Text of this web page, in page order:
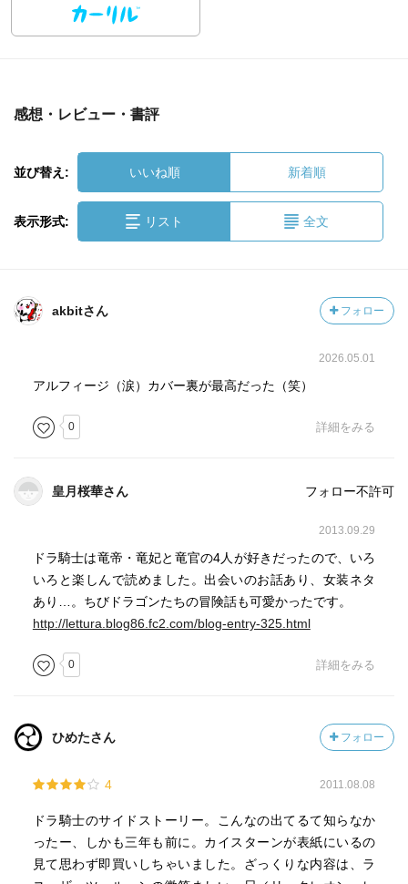
感想・レビュー・書評
並び替え: いいね順 新着順
表示形式: リスト 全文
akbitさん フォロー
2026.05.01
アルフィージ（涙）カバー裏が最高だった（笑）
0 詳細をみる
皇月桜華さん フォロー不許可
2013.09.29
ドラ騎士は竜帝・竜妃と竜官の4人が好きだったので、いろ
いろと楽しんで読めました。出会いのお話あり、女装ネタ
あり…。ちびドラゴンたちの冒険話も可愛かったです。
http://lettura.blog86.fc2.com/blog-entry-325.html
0 詳細をみる
ひめたさん フォロー
4 2011.08.08
ドラ騎士のサイドストーリー。こんなの出てるて知らなか
ったー、しかも三年も前に。カイスターンが表紙にいるの
見て思わず即買いしちゃいました。ざっくりな内容は、ラ